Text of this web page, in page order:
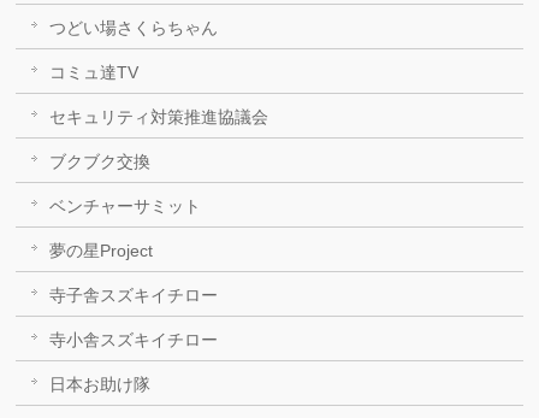
つどい場さくらちゃん
コミュ達TV
セキュリティ対策推進協議会
ブクブク交換
ベンチャーサミット
夢の星Project
寺子舎スズキイチロー
寺小舎スズキイチロー
日本お助け隊